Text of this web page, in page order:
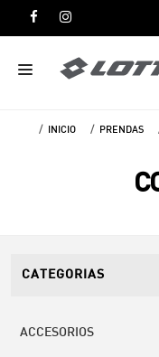
INICIO PRENDAS
CATEGORIAS
ACCESORIOS